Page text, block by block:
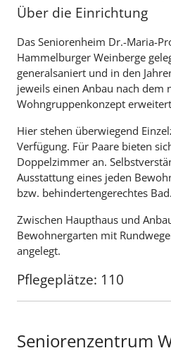
Über die Einrichtung
Das Seniorenheim Dr.-Maria-
Hammelburger Weinberge
generalsaniert und in den
jeweils einen Anbau nach dem
Wohngruppenkonzept
Hier stehen überwiegend
Verfügung. Für Paare bieten
Doppelzimmer an.
Ausstattung eines jeden
bzw. behindertengerechtes Bad.
Zwischen Haupthaus und
Bewohnergarten mit
angelegt.
Pflegeplätze: 110
Seniorenzentrum